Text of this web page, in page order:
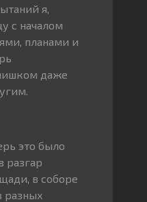
я,
с началом
планами и
даже
это было
разгар
в соборе
разных